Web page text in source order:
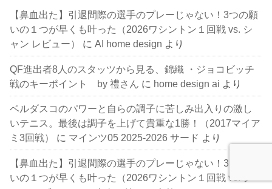
【鼻血出た】引退間際の選手のプレーじゃない！3つの願
いの１つが早くも叶った（2026ワシントン１回戦 vs. シ
ャン レビュー）
にAI home design より
QF進出者8人のスタッツから見る、錦織 ・ジョコビッチ
戦のキーポイント by 禮さん に home design ai より
ベルダスコのパワーと自らの調子に苦しみ出入りの激し
いテニス。最後は調子を上げて貴重な1勝！（2017マイア
ミ3回戦）
に マインツ05 2025-2026 サード より
【鼻血出た】引退間際の選手のプレーじゃない！3つの願
いの１つが早くも叶った（2026ワシントン１回戦 vs. シ